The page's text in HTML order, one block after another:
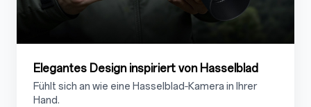
Elegantes Design inspiriert von Hasselblad
Fühlt sich an wie eine Hasselblad‑Kamera in Ihrer
Hand.